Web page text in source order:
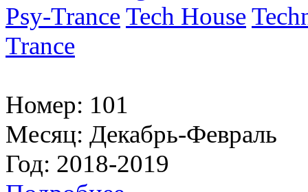
Psy-TranceTech House
Trance
Номер: 101
Месяц: Декабрь-Февраль
Год: 2018-2019